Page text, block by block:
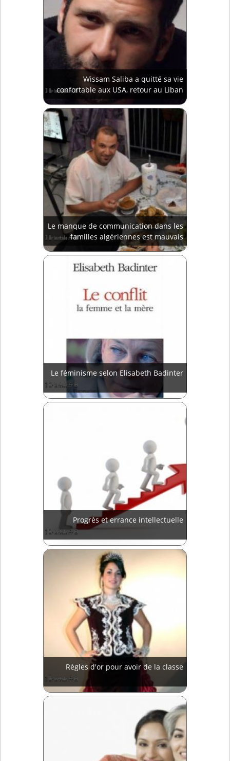
Wissam Saliba a quitté sa vie
confortable aux USA, retour au Liban
Le manque de communication dans les
familles algériennes est mauvais
Le féminisme selon Elisabeth Badinter
Progrès et errance intellectuelle
Règles d'or pour avoir de la classe